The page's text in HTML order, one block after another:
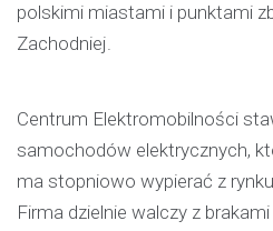
polskimi miastami i punktami
Zachodniej.
Centrum Elektromobilności
samochodów elektrycznych,
ma stopniowo wypierać z
Firma dzielnie walczy z